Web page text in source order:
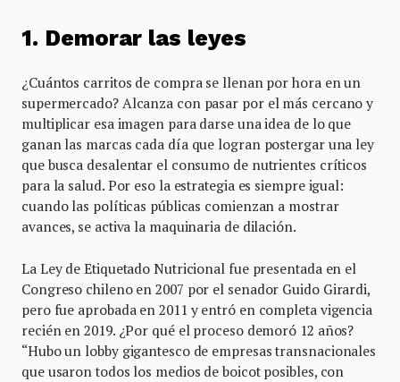
1. Demorar las leyes
¿Cuántos carritos de compra se llenan por hora en un
supermercado? Alcanza con pasar por el más cercano y
multiplicar esa imagen para darse una idea de lo que
ganan las marcas cada día que logran postergar una ley
que busca desalentar el consumo de nutrientes críticos
para la salud. Por eso la estrategia es siempre igual:
cuando las políticas públicas comienzan a mostrar
avances, se activa la maquinaria de dilación.
La Ley de Etiquetado Nutricional fue presentada en el
Congreso chileno en 2007 por el senador Guido Girardi,
pero fue aprobada en 2011 y entró en completa vigencia
recién en 2019. ¿Por qué el proceso demoró 12 años?
“Hubo un lobby gigantesco de empresas transnacionales
que usaron todos los medios de boicot posibles, con